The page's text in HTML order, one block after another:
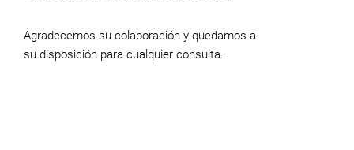
Agradecemos su colaboración y quedamos a
su disposición para cualquier consulta.